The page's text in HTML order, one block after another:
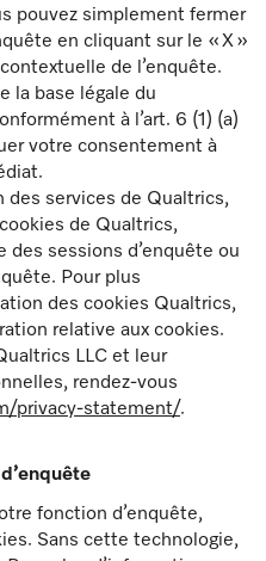
pouvez simplement fermer
en cliquant sur le « X »
de l’enquête.
la base légale du
à l’art. 6 (1) (a)
votre consentement à
des services de Qualtrics,
de Qualtrics,
des sessions d’enquête ou
Pour plus
des cookies Qualtrics,
relative aux cookies.
LLC et leur
rendez-vous
privacy-statement/.
fonction d’enquête,
Sans cette technologie,